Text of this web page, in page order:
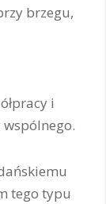
brzegu,
i
tego typu